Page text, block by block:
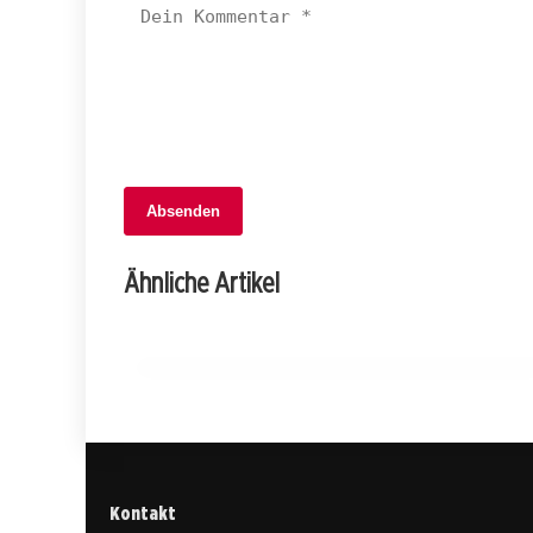
Absenden
Ähnliche Artikel
08. Juli 2026
Bern im Verkehrschaos: Wo bleibt die
Kontakt